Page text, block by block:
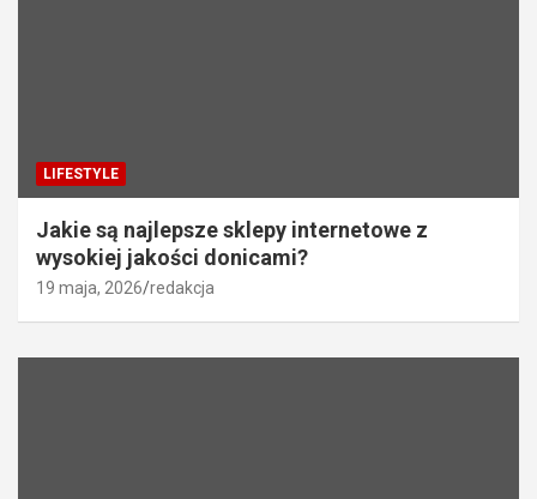
LIFESTYLE
Jakie są najlepsze sklepy internetowe z
wysokiej jakości donicami?
19 maja, 2026 redakcja